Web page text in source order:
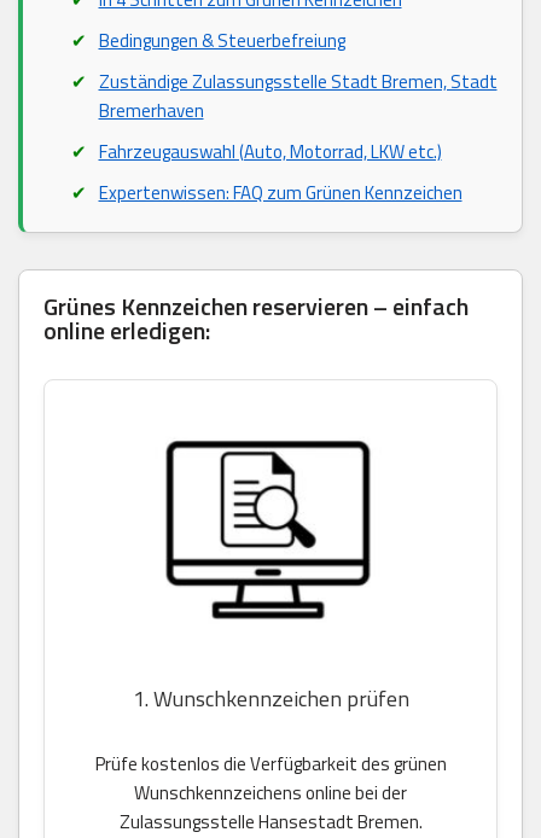
Bedingungen & Steuerbefreiung
Zuständige Zulassungsstelle Stadt Bremen, Stadt
Bremerhaven
Fahrzeugauswahl (Auto, Motorrad, LKW etc.)
Expertenwissen: FAQ zum Grünen Kennzeichen
Grünes Kennzeichen reservieren – einfach
online erledigen:
1. Wunschkennzeichen prüfen
Prüfe kostenlos die Verfügbarkeit des grünen
Wunschkennzeichens online bei der
Zulassungsstelle Hansestadt Bremen.